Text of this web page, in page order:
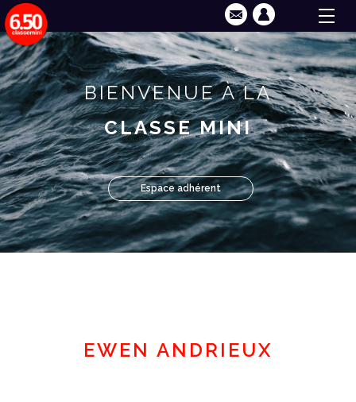
BIENVENUE À LA
CLASSE MINI
Espace adhérent
EWEN ANDRIEUX